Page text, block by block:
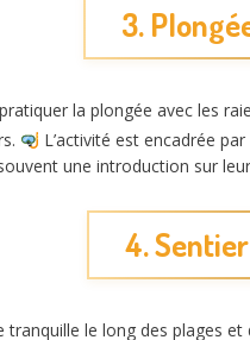
3.
la plongée avec les
L’activité est encadrée
une introduction sur
4.
le long des plages